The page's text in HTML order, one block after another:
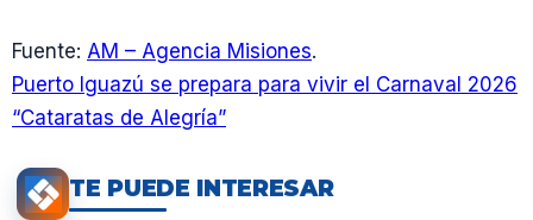
Fuente: AM – Agencia Misiones.
Puerto Iguazú se prepara para vivir el Carnaval 2026
“Cataratas de Alegría”
TE PUEDE INTERESAR